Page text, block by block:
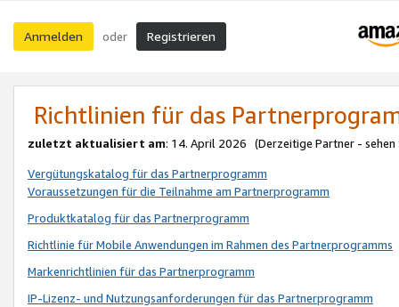
Anmelden oder Registrieren
Richtlinien für das
zuletzt aktualisiert am: 14. April 2026 (Derzeitige Partner - sehen
Vergütungskatalog für das Partnerprogramm
Voraussetzungen für die Teilnahme am Partnerprogramm
Produktkatalog für das Partnerprogramm
Richtlinie für Mobile Anwendungen im Rahmen des Partnerprogramms
Markenrichtlinien für das Partnerprogramm
IP-Lizenz- und Nutzungsanforderungen für das Partnerprogramm